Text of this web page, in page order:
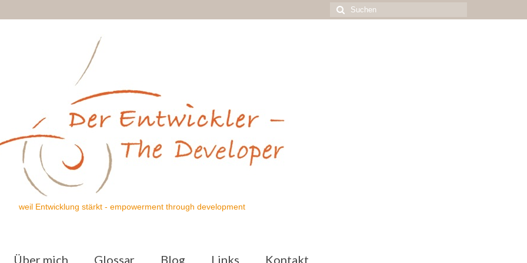
Suchen
nach:
weil Entwicklung stärkt - empowerment through development
Über mich Glossar Blog Links Kontakt